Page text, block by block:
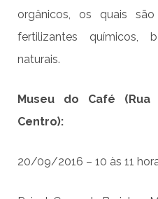
orgânicos, os quais
fertilizantes químicos,
naturais.
Museu do Café
Centro):
20/09/2016 – 10 às 11